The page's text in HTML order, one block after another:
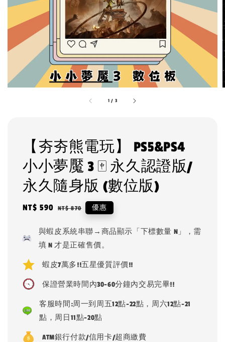
1 / 3
【夯夯熊電玩】 PS5&PS4
小小夢魘 3 🀄 永久認證版/
永久隨身版 (數位版)
Sale
NT$ 590 Regular
NT$ 870 優惠
與蝦皮系統串聯→商品顯示「下標數量 N」，需
填 N 才是正確售價。
蝦皮7萬多!!五星優質評價!!
保證營業時間內30-60分鐘內交易完畢!!
客服時間:周一到周五12點-22點，周六12點-21
點，周日11點-20點
ATM銀行付款/信用卡/超商繳費